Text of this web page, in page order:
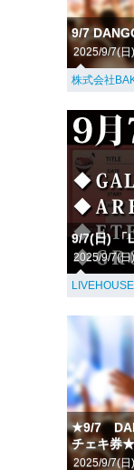
9/7
2025/9/7(日
株式会社
9/7(日) 「
2025/9/7(日
★9/7
チェキ券★
2025/9/7(日